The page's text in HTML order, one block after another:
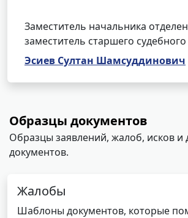
Заместитель начальника
заместитель старшего
Эсиев Султан Шамсуддинович
Образцы документов
Образцы заявлений, жалоб, исков и
документов.
Жалобы
Шаблоны документов, которые